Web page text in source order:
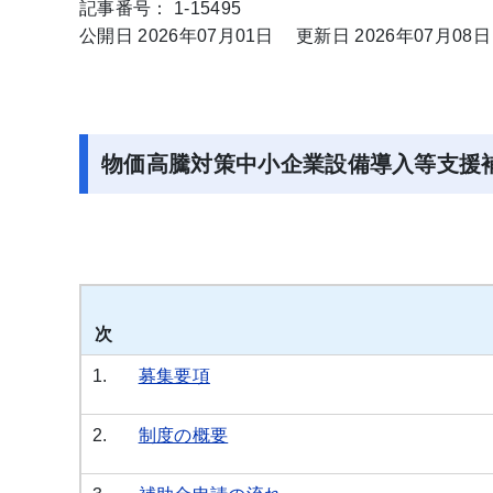
記事番号： 1-15495
公開日 2026年07月01日
更新日 2026年07月08日
物価高騰対策中小企業設備導入等支援
1. 募集要項
2. 制度の概要